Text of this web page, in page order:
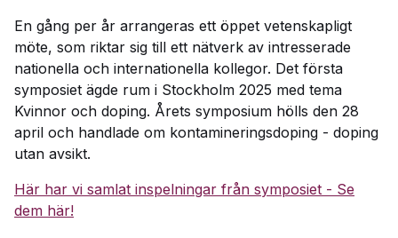
En gång per år arrangeras ett öppet vetenskapligt
möte, som riktar sig till ett nätverk av intresserade
nationella och internationella kollegor. Det första
symposiet ägde rum i Stockholm 2025 med tema
Kvinnor och doping. Årets symposium hölls den 28
april och handlade om kontamineringsdoping - doping
utan avsikt.
Här har vi samlat inspelningar från symposiet - Se
dem här!